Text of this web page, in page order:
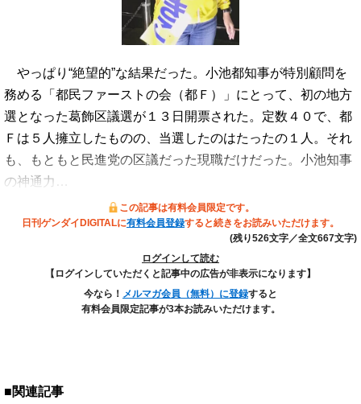
やっぱり“絶望的”な結果だった。小池都知事が特別顧問を
務める「都民ファーストの会（都Ｆ）」にとって、初の地方
選となった葛飾区議選が１３日開票された。定数４０で、都
Ｆは５人擁立したものの、当選したのはたったの１人。それ
も、もともと民進党の区議だった現職だけだった。小池知事
の神通力…
この記事は有料会員限定です。
日刊ゲンダイDIGITALに有料会員登録すると続きをお読みいただけます。
(残り526文字／全文667文字)
ログインして読む
【ログインしていただくと記事中の広告が非表示になります】
今なら！ メルマガ会員（無料）に登録すると
有料会員限定記事が3本お読みいただけます。
■関連記事